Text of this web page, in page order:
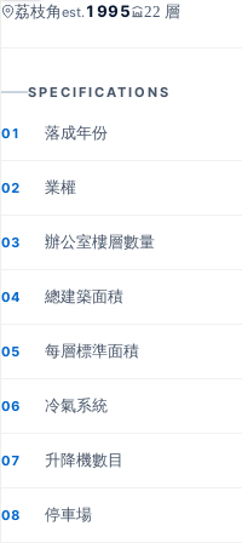
荔枝角est.1995 22 層
SPECIFICATIONS
01 落成年份
02 業權
03 辦公室樓層數量
04 總建築面積
05 每層標準面積
06 冷氣系統
07 升降機數目
08 停車場